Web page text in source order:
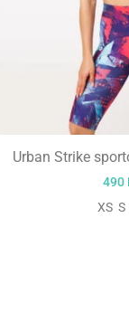
Urban Strike
490
XS S